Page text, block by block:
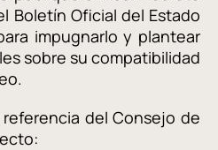
Boletín Oficial del Estado
impugnarlo y plantear
sobre su compatibilidad
del Consejo de